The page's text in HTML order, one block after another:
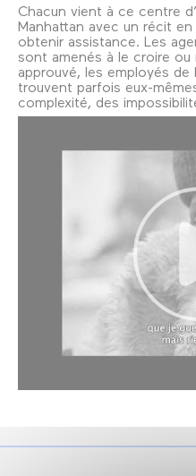
Chacun vient à ce centre
Manhattan avec un récit
obtenir assistance. Les
sont amenés à le croire
approuvé, les employés
trouvent parfois eux-
complexité, des